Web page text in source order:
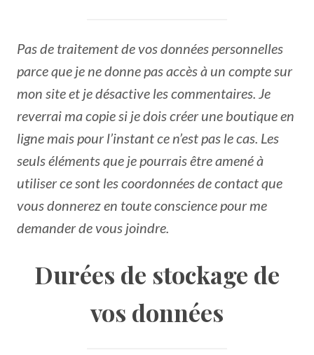
Pas de traitement de vos données personnelles
parce que je ne donne pas accès à un compte sur
mon site et je désactive les commentaires. Je
reverrai ma copie si je dois créer une boutique en
ligne mais pour l’instant ce n’est pas le cas. Les
seuls éléments que je pourrais être amené à
utiliser ce sont les coordonnées de contact que
vous donnerez en toute conscience pour me
demander de vous joindre.
Durées de stockage de
vos données